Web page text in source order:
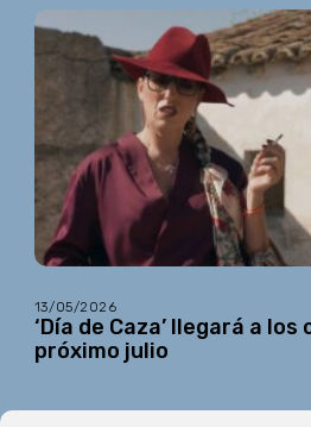
13/05/2026
‘Día de Caza’ llegará a
próximo julio